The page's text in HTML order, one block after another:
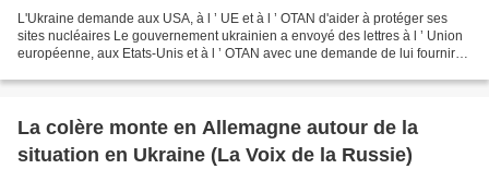
L'Ukraine demande aux USA, à l ’ UE et à l ’ OTAN d'aider à protéger ses
sites nucléaires Le gouvernement ukrainien a envoyé des lettres à l ’ Union
européenne, aux Etats-Unis et à l ’ OTAN avec une demande de lui fournir
La colère monte en Allemagne autour de la
situation en Ukraine (La Voix de la Russie)